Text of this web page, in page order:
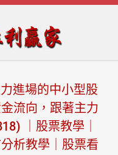
進場的中小型股
流向，跟著主力
｜股票教學｜
析教學｜股票看